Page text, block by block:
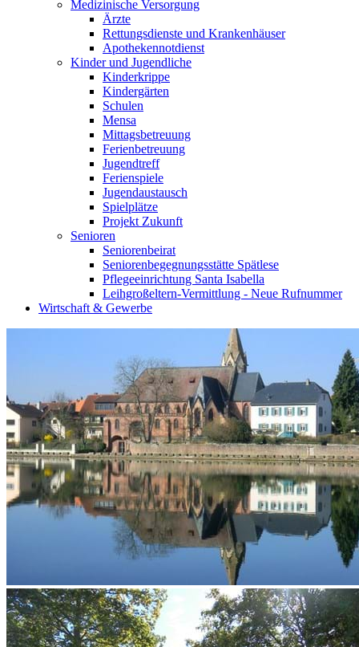
Medizinische Versorgung
Ärzte
Rettungsdienste und Krankenhäuser
Apothekennotdienst
Kinder und Jugendliche
Kinderkrippe
Kindergärten
Schulen
Mensa
Mittagsbetreuung
Ferienbetreuung
Jugendtreff
Ferienspiele
Jugendaustausch
Spielplätze
Projekt Zukunft
Senioren
Seniorenbeirat
Seniorenbegegnungsstätte Spätlese
Pflegeeinrichtung Santa Isabella
Leihgroßeltern-Vermittlung - Neue Rufnummer
Wirtschaft & Gewerbe